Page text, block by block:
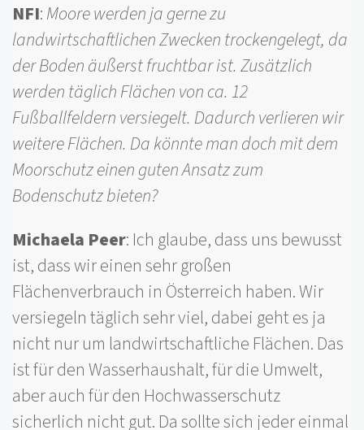
NFI:Moore werden ja gerne zu
landwirtschaftlichen Zwecken trockengelegt, da
der Boden äußerst fruchtbar ist. Zusätzlich
werden täglich Flächen von ca. 12
Fußballfeldern versiegelt. Dadurch verlieren wir
weitere Flächen. Da könnte man doch mit dem
Moorschutz einen guten Ansatz zum
Bodenschutz bieten?
Michaela Peer: Ich glaube, dass uns bewusst
ist, dass wir einen sehr großen
Flächenverbrauch in Österreich haben. Wir
versiegeln täglich sehr viel, dabei geht es ja
nicht nur um landwirtschaftliche Flächen. Das
ist für den Wasserhaushalt, für die Umwelt,
aber auch für den Hochwasserschutz
sicherlich nicht gut. Da sollte sich jeder einmal